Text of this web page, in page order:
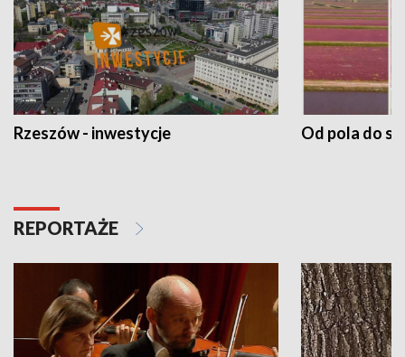
Rzeszów - inwestycje Od pola do
REPORTAŻE